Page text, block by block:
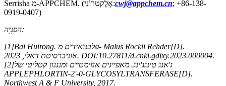
Serrisha מ-APPCHEM. (אֶלֶקטרוֹנִי:cwj@appchem.cn; +86-138-
0919-0407)
הַפנָיָה:
[1]Bai Huirong. פלבנואידים מ- Malus Rockii Rehder[D].
אוניברסיטת דאלי, 2023. DOI:10.27811/d.cnki.gdixy.2023.000004.
[2]ג'אנג טינגג'ינג. מאפיינים אנזימטיים ומנגנון קטליטי של
APPLEPHLORTIN-2'-0-GLYCOSYLTRANSFERASE[D].
Northwest A & F University, 2017.